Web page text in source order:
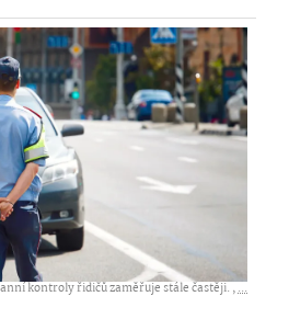
kontroly řidičů zaměřuje stále častěji. ,...